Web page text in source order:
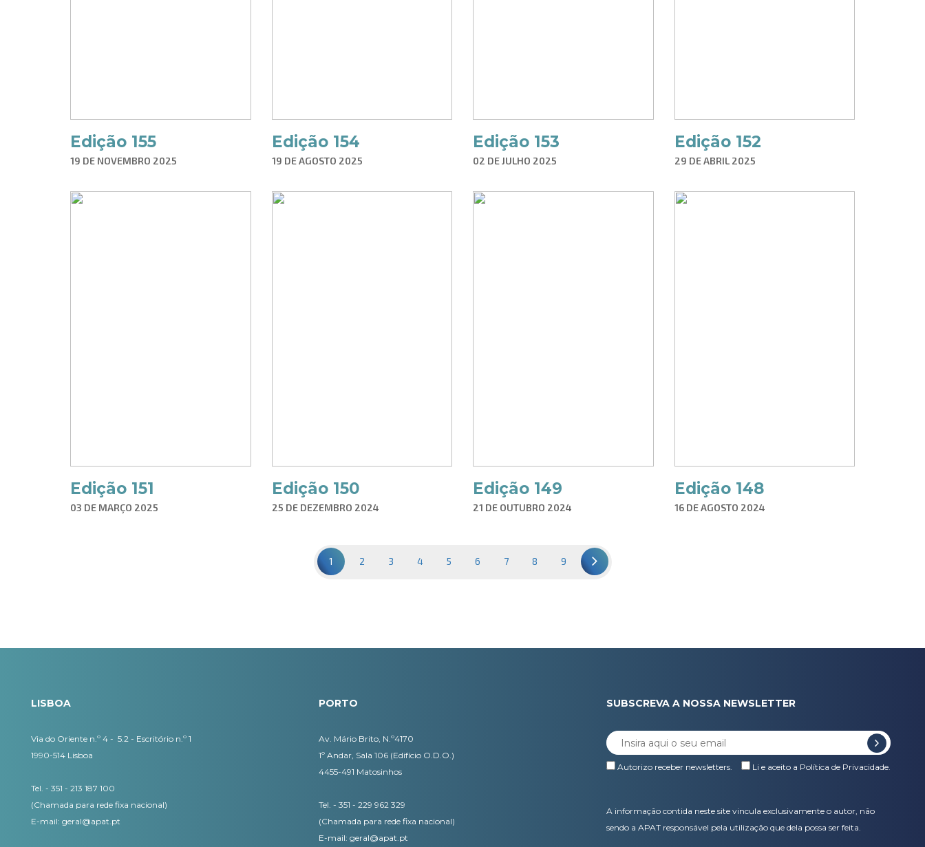
Edição 155
19 DE NOVEMBRO 2025
Edição 154
19 DE AGOSTO 2025
Edição 153
02 DE JULHO 2025
Edição 152
29 DE ABRIL 2025
Edição 151
03 DE MARÇO 2025
Edição 150
25 DE DEZEMBRO 2024
Edição 149
21 DE OUTUBRO 2024
Edição 148
16 DE AGOSTO 2024
1 2 3 4 5 6 7 8 9
LISBOA
Via do Oriente n.º 4 - 5.2 - Escritório n.º 1
1990-514 Lisboa
Tel. - 351 - 213 187 100
(Chamada para rede fixa nacional)
E-mail: geral@apat.pt
PORTO
Av. Mário Brito, N.º4170
1º Andar, Sala 106 (Edifício O.D.O.)
4455-491 Matosinhos
Tel. - 351 - 229 962 329
(Chamada para rede fixa nacional)
E-mail: geral@apat.pt
SUBSCREVA A NOSSA NEWSLETTER
Autorizo receber newsletters. Li e aceito a Política de Privacidade.
A informação contida neste site vincula exclusivamente o autor, não
sendo a APAT responsável pela utilização que dela possa ser feita.